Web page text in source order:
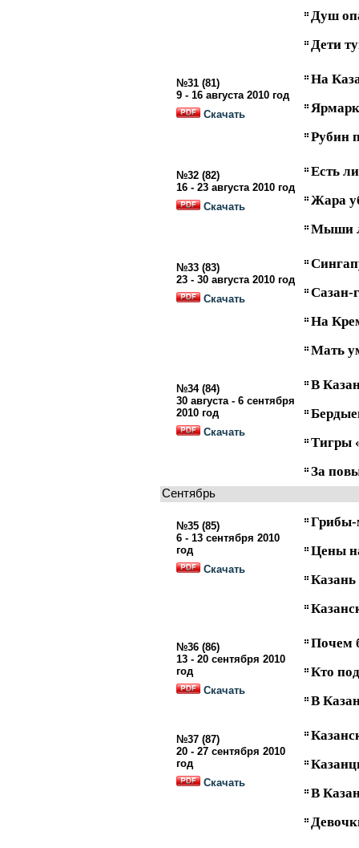
Душ
Дети
№31 (81)
9 - 16 августа 2010 год
Скачать
На
Рубин
№32 (82)
16 - 23 августа 2010 год
Скачать
Есть
Жара
Мыши
№33 (83)
23 - 30 августа 2010 год
Скачать
Сазан-
На
Мать
№34 (84)
30 августа - 6 сентября
2010 год
Скачать
В
Тигры
За
Сентябрь
№35 (85)
6 - 13 сентября 2010
год
Скачать
Грибы-
Цены
Казань
№36 (86)
13 - 20 сентября 2010
год
Скачать
Почем
Кто
В
№37 (87)
20 - 27 сентября 2010
год
Скачать
В